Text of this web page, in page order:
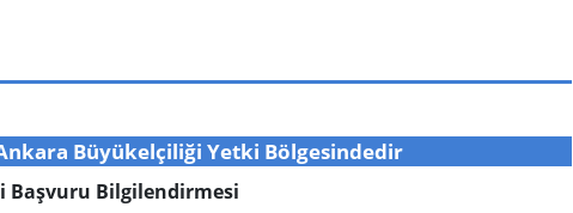
Büyükelçiliği Yetki Bölgesindedir
Başvuru Bilgilendirmesi